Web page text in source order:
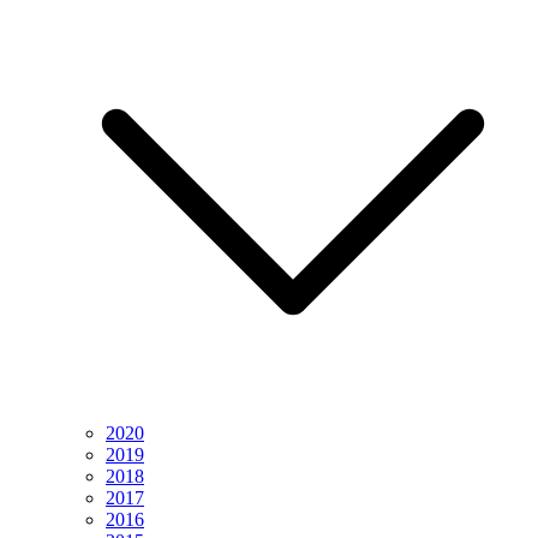
2020
2019
2018
2017
2016